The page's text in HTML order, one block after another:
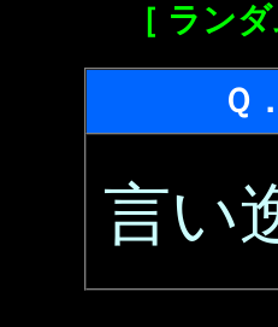
［ ラン
Ｑ
言い